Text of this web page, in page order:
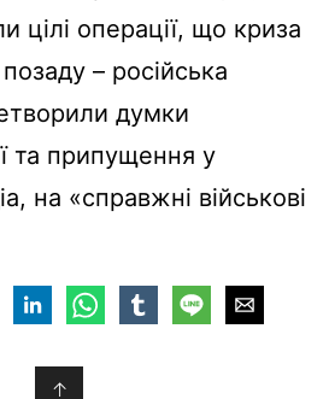
цілі операції, що криза
– російська
думки
та припущення у
на «справжні військові
↑